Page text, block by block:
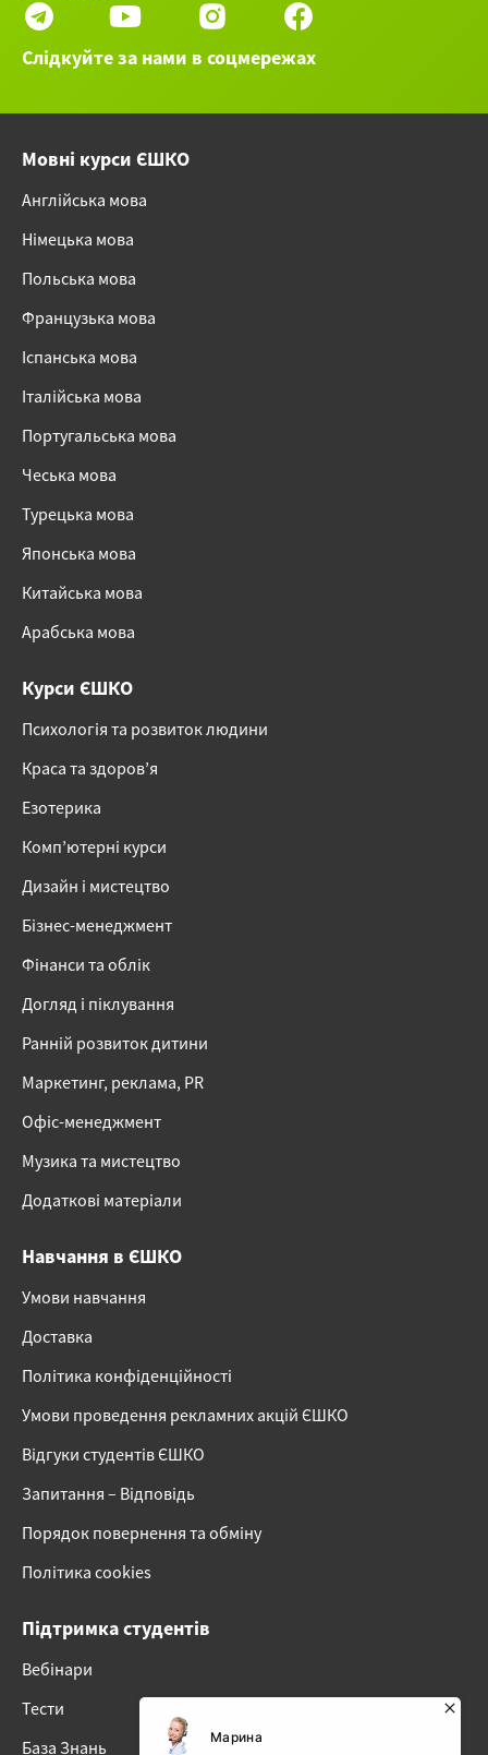
Слідкуйте за нами в соцмережах
Мовні курси ЄШКО
Англійська мова
Німецька мова
Польська мова
Французька мова
Іспанська мова
Італійська мова
Португальська мова
Чеська мова
Турецька мова
Японська мова
Китайська мова
Арабська мова
Курси ЄШКО
Психологія та розвиток людини
Краса та здоров’я
Езотерика
Комп’ютерні курси
Дизайн і мистецтво
Бізнес-менеджмент
Фінанси та облік
Догляд і піклування
Ранній розвиток дитини
Маркетинг, реклама, PR
Офіс-менеджмент
Музика та мистецтво
Додаткові матеріали
Навчання в ЄШКО
Умови навчання
Доставка
Політика конфіденційності
Умови проведення рекламних акцій ЄШКО
Відгуки студентів ЄШКО
Запитання – Відповідь
Порядок повернення та обміну
Політика cookies
Підтримка студентів
Вебінари
Тести
База Знань